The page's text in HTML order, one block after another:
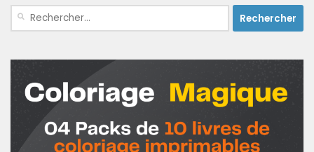
Rechercher :